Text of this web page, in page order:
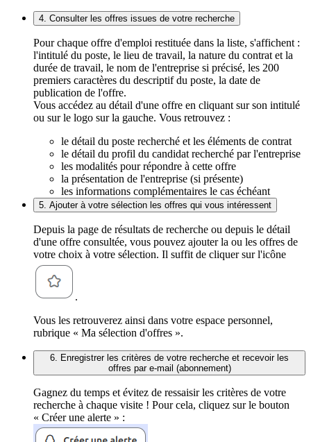
4. Consulter les offres issues de votre recherche
Pour chaque offre d'emploi restituée dans la liste, s'affichent :
l'intitulé du poste, le lieu de travail, la nature du contrat et la
durée de travail, le nom de l'entreprise si précisé, les 200
premiers caractères du descriptif du poste, la date de
publication de l'offre.
Vous accédez au détail d'une offre en cliquant sur son intitulé
ou sur le logo sur la gauche. Vous retrouvez :
le détail du poste recherché et les éléments de contrat
le détail du profil du candidat recherché par l'entreprise
les modalités pour répondre à cette offre
la présentation de l'entreprise (si présente)
les informations complémentaires le cas échéant
5. Ajouter à votre sélection les offres qui vous intéressent
Depuis la page de résultats de recherche ou depuis le détail
d'une offre consultée, vous pouvez ajouter la ou les offres de
votre choix à votre sélection. Il suffit de cliquer sur l'icône
.
Vous les retrouverez ainsi dans votre espace personnel,
rubrique « Ma sélection d'offres ».
6. Enregistrer les critères de votre recherche et recevoir les
offres par e-mail (abonnement)
Gagnez du temps et évitez de ressaisir les critères de votre
recherche à chaque visite ! Pour cela, cliquez sur le bouton
« Créer une alerte » :